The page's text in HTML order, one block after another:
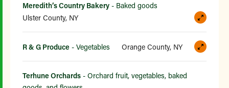
Meredith’s Country Bakery - Baked goods
Ulster County, NY
R & G Produce - Vegetables Orange County, NY
Terhune Orchards - Orchard fruit, vegetables, baked